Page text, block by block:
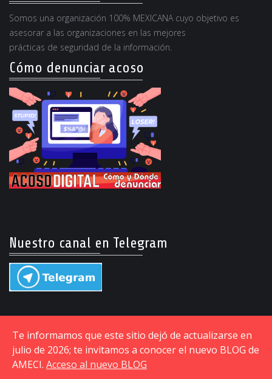
Somos una organización 100% MEXICANA cuyo objetivo es
asesorar a las organizaciones en las mejores
prácticas de seguridad de la información.
Cómo denunciar acoso
Nuestro canal en Telegram
© Copyright © 2015-2026 Asociación Mexicana de
Te informamos que este sitio dejó de actualizarse en
julio de 2026; te invitamos a conocer el nuevo BLOG de
AMECI. Acceso al nuevo BLOG